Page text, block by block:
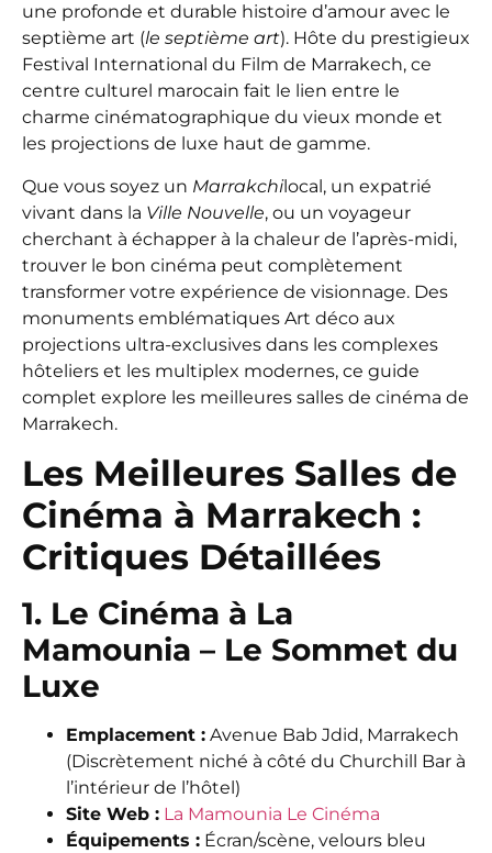
une profonde et durable histoire d’amour avec le
septième art (le septième art). Hôte du prestigieux
Festival International du Film de Marrakech, ce
centre culturel marocain fait le lien entre le
charme cinématographique du vieux monde et
les projections de luxe haut de gamme.
Que vous soyez un Marrakchilocal, un expatrié
vivant dans la Ville Nouvelle, ou un voyageur
cherchant à échapper à la chaleur de l’après-midi,
trouver le bon cinéma peut complètement
transformer votre expérience de visionnage. Des
monuments emblématiques Art déco aux
projections ultra-exclusives dans les complexes
hôteliers et les multiplex modernes, ce guide
complet explore les meilleures salles de cinéma de
Marrakech.
Les Meilleures Salles de
Cinéma à Marrakech :
Critiques Détaillées
1. Le Cinéma à La
Mamounia – Le Sommet du
Luxe
Emplacement : Avenue Bab Jdid, Marrakech
(Discrètement niché à côté du Churchill Bar à
l’intérieur de l’hôtel)
Site Web : La Mamounia Le Cinéma
Équipements : Écran/scène, velours bleu